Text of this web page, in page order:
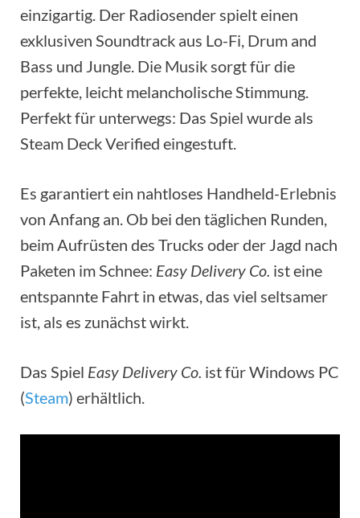
einzigartig. Der Radiosender spielt einen
exklusiven Soundtrack aus Lo-Fi, Drum and
Bass und Jungle. Die Musik sorgt für die
perfekte, leicht melancholische Stimmung.
Perfekt für unterwegs: Das Spiel wurde als
Steam Deck Verified eingestuft.
Es garantiert ein nahtloses Handheld-Erlebnis
von Anfang an. Ob bei den täglichen Runden,
beim Aufrüsten des Trucks oder der Jagd nach
Paketen im Schnee: Easy Delivery Co. ist eine
entspannte Fahrt in etwas, das viel seltsamer
ist, als es zunächst wirkt.
Das Spiel Easy Delivery Co. ist für Windows PC
(Steam) erhältlich.